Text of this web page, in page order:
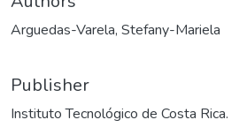
Arguedas-Varela, Stefany-Mariela
Publisher
Instituto Tecnológico de Costa Rica.